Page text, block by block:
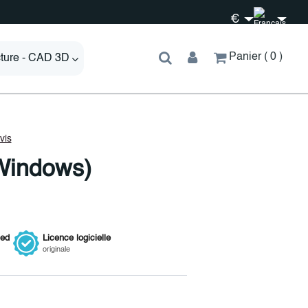
€
- CAD 3D Panier 0
Licence logicielle
originale